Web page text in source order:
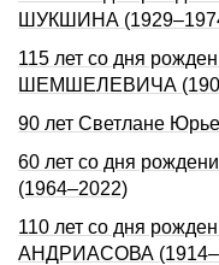
ШУКШИНА
115 лет со дня
ШЕМШЕЛЕВИЧА
90 лет Светлане
60 лет со дня
(1964–2022)
110 лет со дня
АHДРИАСОВА